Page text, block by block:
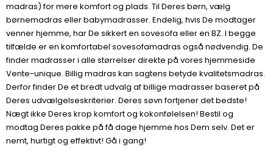
madras) for mere komfort og plads. Til Deres børn, vælg
børnemadras eller babymadrasser. Endelig, hvis De modtager
venner hjemme, har De sikkert en sovesofa eller en BZ. I begge
tilfælde er en komfortabel sovesofamadras også nødvendig. De
finder madrasser i alle størrelser direkte på vores hjemmeside
Vente-unique. Billig madras kan sagtens betyde kvalitetsmadras.
Derfor finder De et bredt udvalg af billige madrasser baseret på
Deres udvælgelseskriterier. Deres søvn fortjener det bedste!
Nægt ikke Deres krop komfort og kokonfølelsen! Bestil og
modtag Deres pakke på få dage hjemme hos Dem selv. Det er
nemt, hurtigt og effektivt! Gå i gang!